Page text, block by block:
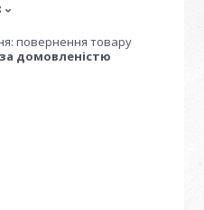
повернення товару
за домовленістю